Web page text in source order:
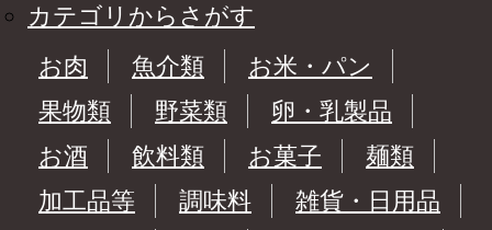
カテゴリからさがす
お肉
魚介類
お米・パン
果物類
野菜類
卵・乳製品
お酒
飲料類 お菓子
麺類
加工品等
調味料
雑貨・日用品